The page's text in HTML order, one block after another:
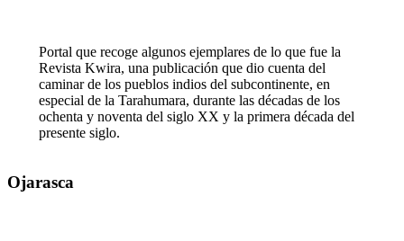
Portal que recoge algunos ejemplares de lo que fue la
Revista Kwira, una publicación que dio cuenta del
caminar de los pueblos indios del subcontinente, en
especial de la Tarahumara, durante las décadas de los
ochenta y noventa del siglo XX y la primera década del
presente siglo.
Ojarasca